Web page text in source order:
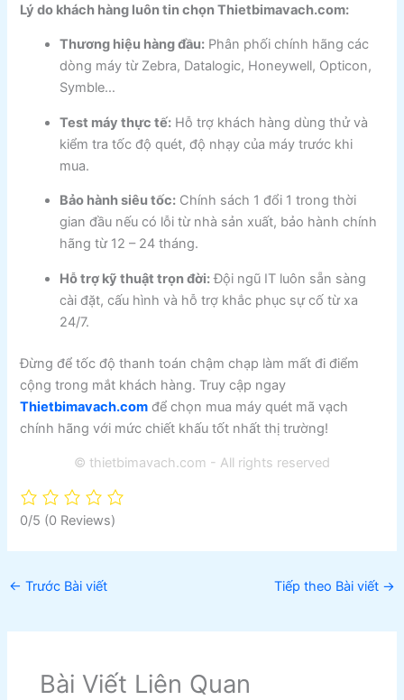
Lý do khách hàng luôn tin chọn Thietbimavach.com:
Thương hiệu hàng đầu: Phân phối chính hãng các
dòng máy từ Zebra, Datalogic, Honeywell, Opticon,
Symble…
Test máy thực tế: Hỗ trợ khách hàng dùng thử và
kiểm tra tốc độ quét, độ nhạy của máy trước khi
mua.
Bảo hành siêu tốc: Chính sách 1 đổi 1 trong thời
gian đầu nếu có lỗi từ nhà sản xuất, bảo hành chính
hãng từ 12 – 24 tháng.
Hỗ trợ kỹ thuật trọn đời:Đội ngũ IT luôn sẵn sàng
cài đặt, cấu hình và hỗ trợ khắc phục sự cố từ xa
24/7.
Đừng để tốc độ thanh toán chậm chạp làm mất đi điểm
cộng trong mắt khách hàng. Truy cập ngay
Thietbimavach.com để chọn mua máy quét mã vạch
chính hãng với mức chiết khấu tốt nhất thị trường!
© thietbimavach.com - All rights reserved
0/5 (0 Reviews)
← Trước Bài viết Tiếp theo Bài viết →
Bài Viết Liên Quan